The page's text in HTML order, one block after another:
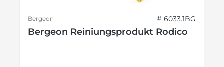
Bergeon # 6033.1BG
Bergeon Reiniungsprodukt Rodico